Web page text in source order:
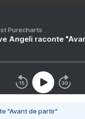
Purecharts
Angeli raconte
"Avant de partir"